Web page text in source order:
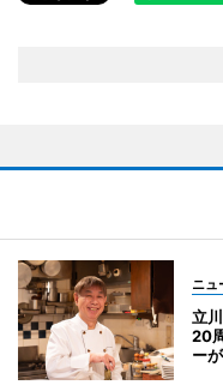
ニュ
立
20
ー